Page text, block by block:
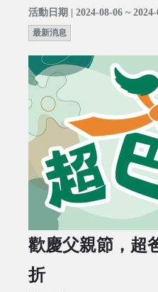
活動日期 | 2024-08-06 ~ 2024-
最新消息
歡慶父親節，超
折